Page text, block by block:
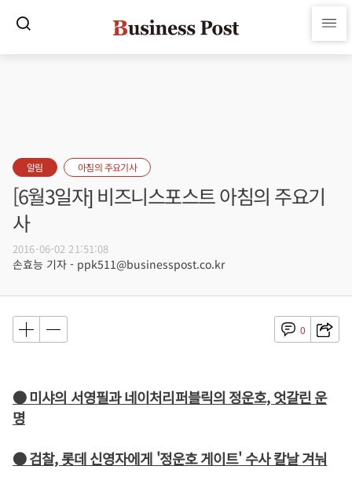
알림 아침의 주요기사
[6월3일자] 비즈니스포스트 아침의 주요기
사
2016-06-02 21:51:08
손효능 기자 - ppk511@businesspost.co.kr
0
● 미샤의 서영필과 네이처리퍼블릭의 정운호, 엇갈린 운
명
● 검찰, 롯데 신영자에게 '정운호 게이트' 수사 칼날 겨눠